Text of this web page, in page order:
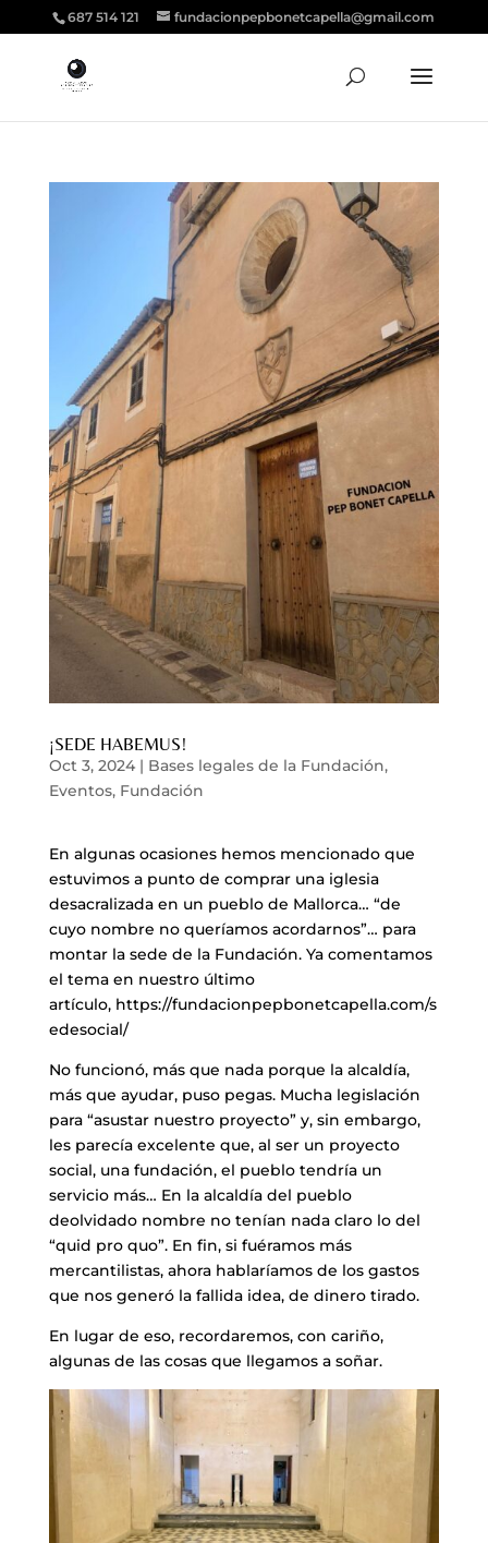
687 514 121 fundacionpepbonetcapella@gmail.com
¡SEDE HABEMUS!
Oct 3, 2024| Bases legales de la Fundación,
Eventos, Fundación
En algunas ocasiones hemos mencionado que
estuvimos a punto de comprar una iglesia
desacralizada en un pueblo de Mallorca… “de
cuyo nombre no queríamos acordarnos”… para
montar la sede de la Fundación. Ya comentamos
el tema en nuestro último
artículo, https://fundacionpepbonetcapella.com/s
edesocial/
No funcionó, más que nada porque la alcaldía,
más que ayudar, puso pegas. Mucha legislación
para “asustar nuestro proyecto” y, sin embargo,
les parecía excelente que, al ser un proyecto
social, una fundación, el pueblo tendría un
servicio más… En la alcaldía del pueblo
deolvidado nombre no tenían nada claro lo del
“quid pro quo”. En fin, si fuéramos más
mercantilistas, ahora hablaríamos de los gastos
que nos generó la fallida idea, de dinero tirado.
En lugar de eso, recordaremos, con cariño,
algunas de las cosas que llegamos a soñar.